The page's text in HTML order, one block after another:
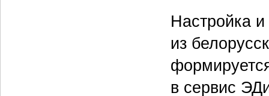
Настройка и
из
в сервис